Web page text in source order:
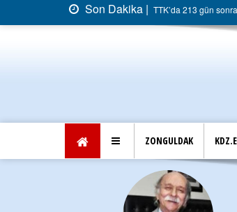
Son Dakika | TTK’da 213 gün
ZONGULDAK